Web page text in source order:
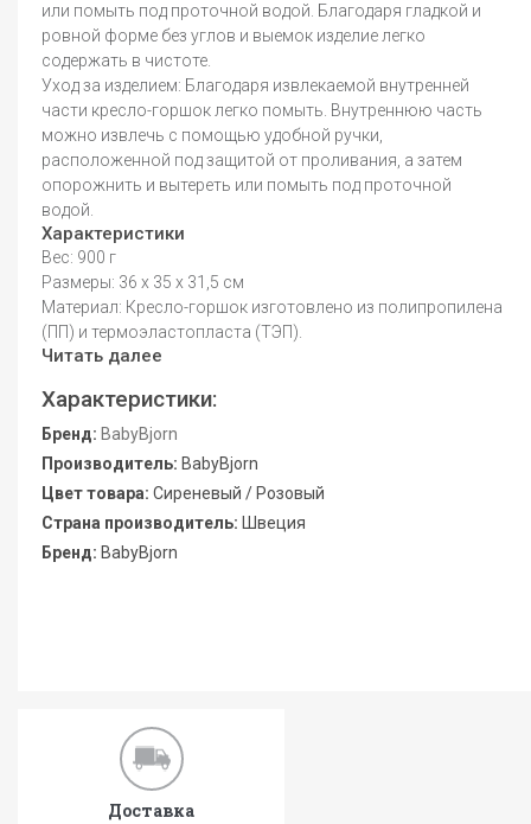
или помыть под проточной водой. Благодаря гладкой и
ровной форме без углов и выемок изделие легко
содержать в чистоте.
Уход за изделием: Благодаря извлекаемой внутренней
части кресло-горшок легко помыть. Внутреннюю часть
можно извлечь с помощью удобной ручки,
расположенной под защитой от проливания, а затем
опорожнить и вытереть или помыть под проточной
водой.
Характеристики
Вес: 900 г
Размеры: 36 x 35 x 31,5 см
Материал: Кресло-горшок изготовлено из полипропилена
(ПП) и термоэластопласта (ТЭП).
Читать далее
Характеристики:
Бренд: BabyBjorn
Производитель: BabyBjorn
Цвет товара: Сиреневый / Розовый
Страна производитель: Швеция
Бренд: BabyBjorn
Доставка